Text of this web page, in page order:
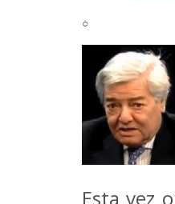
○
Esta vez